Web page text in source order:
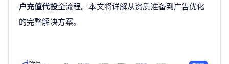
户充值代投全流程。本文将详解从资质准备到广告优化
的完整解决方案。